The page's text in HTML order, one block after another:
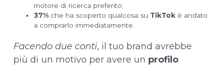
motore di ricerca preferito;
37% che ha scoperto qualcosa su TikTok è andato
a comprarlo immediatamente.
Facendo due conti, il tuo brand avrebbe
più di un motivo per avere un profilo